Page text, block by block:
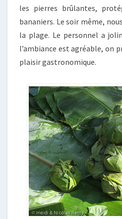
les pierres brûlantes,
bananiers. Le soir même,
la plage. Le personnel a
l’ambiance est agréable, on
plaisir gastronomique.